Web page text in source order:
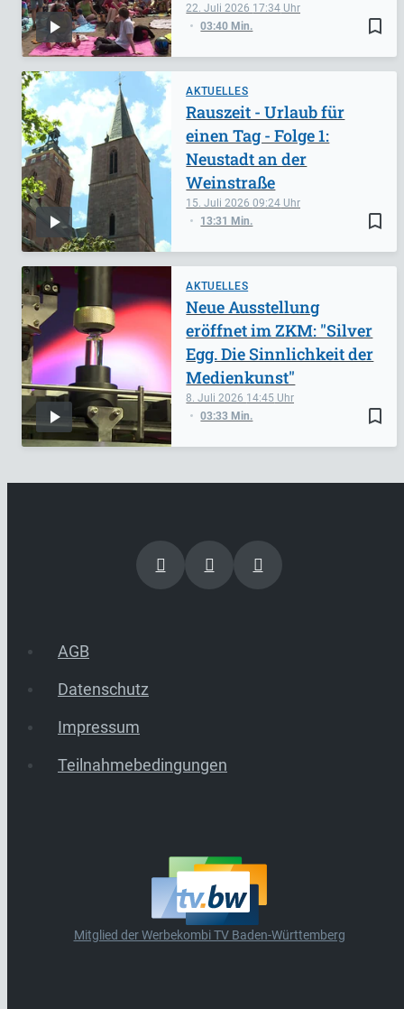
bookmark_border
22. Juli 2026 17:34
03:40 Min.
AKTUELLES
bookmark_border
15. Juli 202609:24
13:31 Min.
Rauszeit - Urlaub für
einen Tag - Folge 1:
Neustadt an der
Weinstraße
AKTUELLES
bookmark_border
8. Juli 2026 14:45
03:33 Min.
Neue Ausstellung
eröffnet im ZKM: "Silver
Egg. Die Sinnlichkeit der
Medienkunst"
AGB
Datenschutz
Impressum
Teilnahmebedingungen
Mitglied der Werbekombi TV Baden-Württemberg